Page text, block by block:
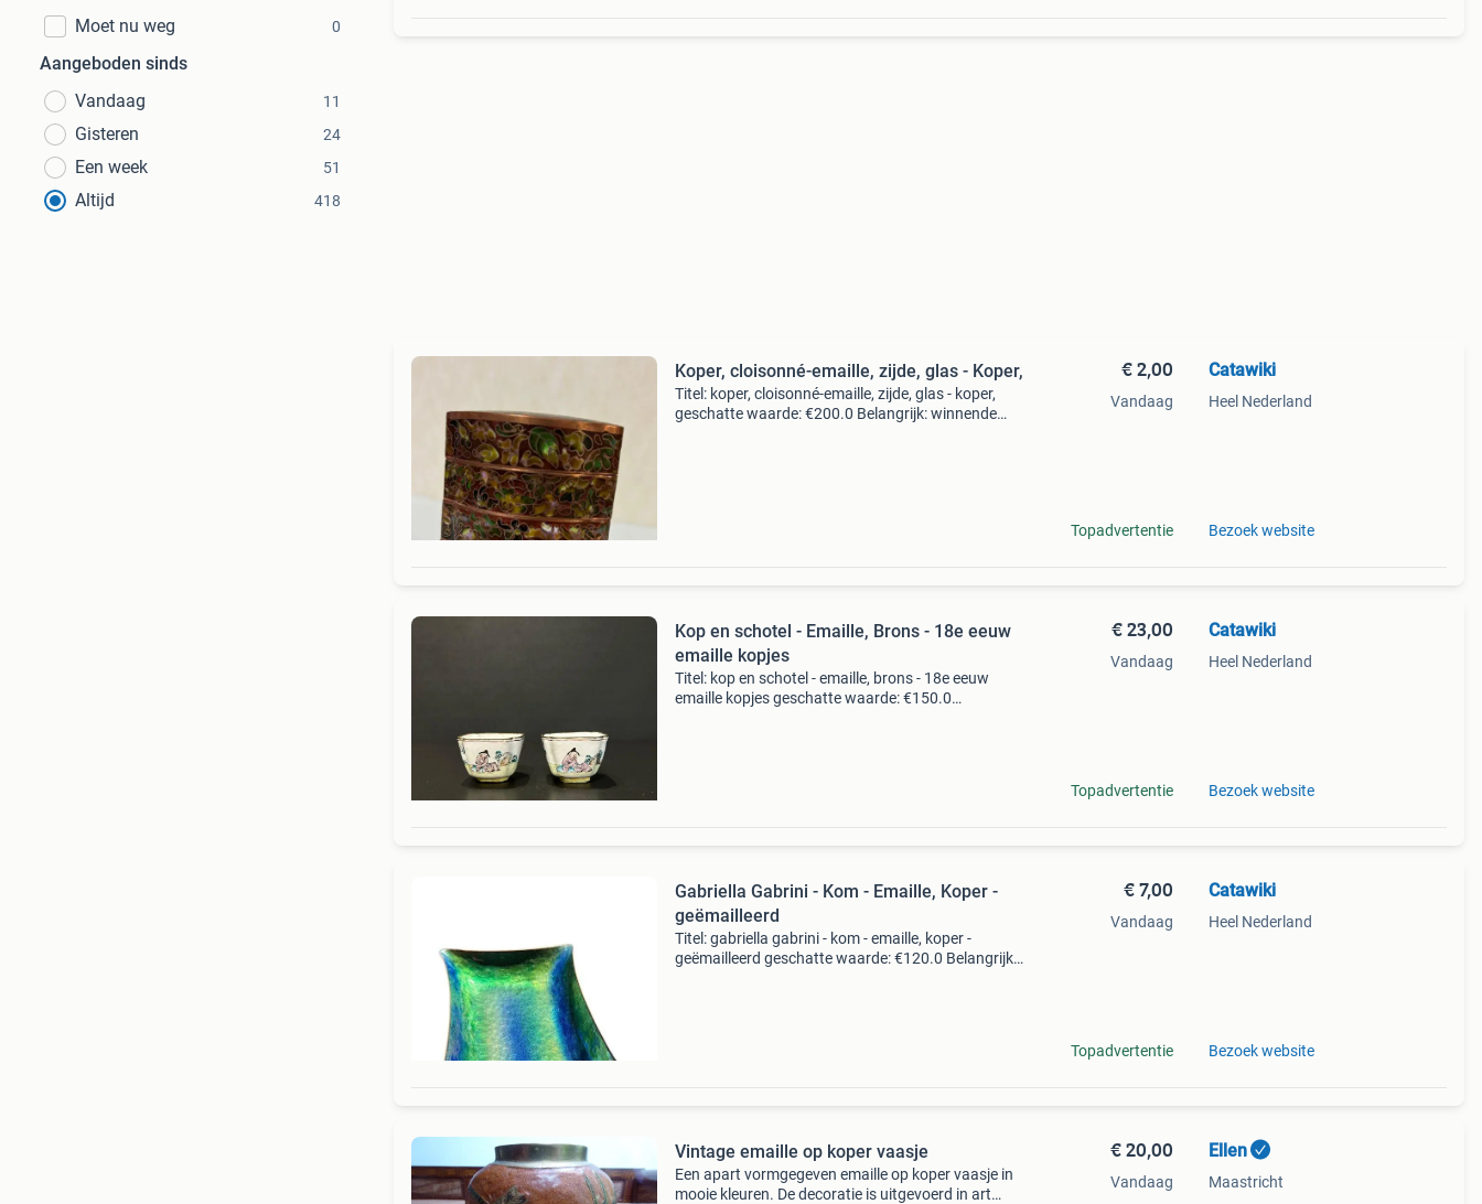
Moet nu weg
0
Aangeboden sinds
Vandaag
11
Gisteren 24
Een week 51
Altijd 418
Koper, cloisonné-emaille, zijde, glas - Koper,
Titel: koper, cloisonné-emaille, zijde, glas - koper,
geschatte waarde: €200.0 Belangrijk: winnende
€ 2,00
Vandaag
Topadvertentie
Catawiki
Heel Nederland
Bezoek website
Kop en schotel - Emaille, Brons - 18e eeuw
emaille kopjes
Titel: kop en schotel - emaille, brons - 18e eeuw
emaille kopjes geschatte waarde: €150.0
€ 23,00
Vandaag
Topadvertentie
Catawiki
Heel Nederland
Bezoek website
Gabriella Gabrini - Kom - Emaille, Koper -
geëmailleerd
Titel: gabriella gabrini - kom - emaille, koper -
geëmailleerd geschatte waarde: €120.0 Belangrijk:
€ 7,00
Vandaag
Topadvertentie
Catawiki
Heel Nederland
Bezoek website
Vintage emaille op koper vaasje
Een apart vormgegeven emaille op koper vaasje in
mooie kleuren. De decoratie is uitgevoerd in art
€ 20,00
Vandaag
Ellen
Maastricht